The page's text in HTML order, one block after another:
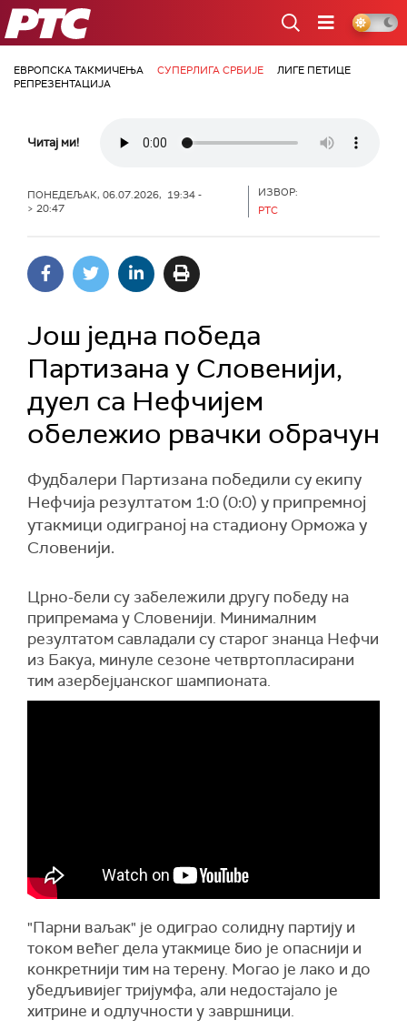
РТС
ЕВРОПСКА ТАКМИЧЕЊА СУПЕРЛИГА СРБИЈЕ
ЛИГЕ ПЕТИЦЕ
РЕПРЕЗЕНТАЦИЈА
Читај ми!
ПОНЕДЕЉАК, 06.07.2026, 19:34 -
> 20:47
ИЗВОР:
РТС
Још једна победа
Партизана у Словенији,
дуел са Нефчијем
обележио рвачки обрачун
Фудбалери Партизана победили су екипу
Нефчија резултатом 1:0 (0:0) у припремној
утакмици одиграној на стадиону Орможа у
Словенији.
Црно-бели су забележили другу победу на
припремама у Словенији. Минималним
резултатом савладали су старог знанца Нефчи
из Бакуа, минуле сезоне четвртопласирани
тим азербејџанског шампионата.
"Парни ваљак" је одиграо солидну партију и
током већег дела утакмице био је опаснији и
конкретнији тим на терену. Могао је лако и до
убедљивијег тријумфа, али недостајало је
хитрине и одлучности у завршници.